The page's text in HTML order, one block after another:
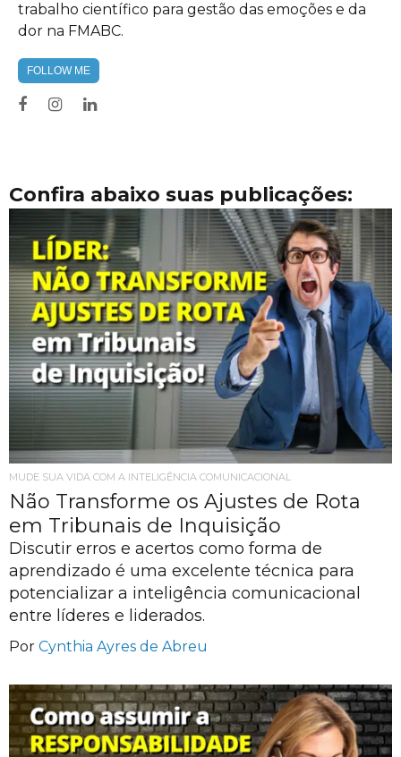
trabalho científico para gestão das emoções e da
dor na FMABC.
FOLLOW ME
Confira abaixo suas publicações:
MUDE SUA VIDA COM A INTELIGÊNCIA COMUNICACIONAL
Não Transforme os Ajustes de Rota
em Tribunais de Inquisição
Discutir erros e acertos como forma de
aprendizado é uma excelente técnica para
potencializar a inteligência comunicacional
entre líderes e liderados.
Por Cynthia Ayres de Abreu